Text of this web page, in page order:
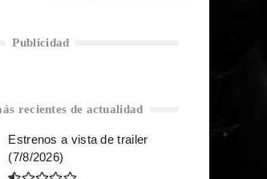
Publicidad
recientes de actualidad
Estrenos a vista de trailer
(7/8/2026)